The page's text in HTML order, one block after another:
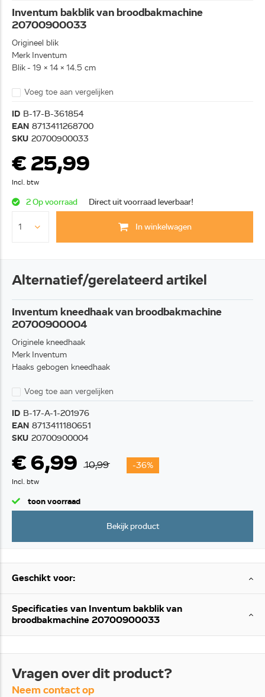
Inventum bakblik van broodbakmachine
20700900033
Origineel blik
Merk Inventum
Blik - 19 x 14 x 14.5 cm
Voeg toe aan vergelijken
ID B-17-B-361854
EAN 8713411268700
SKU 20700900033
€ 25,99
Incl. btw
2 Op voorraad Direct uit voorraad leverbaar!
In winkelwagen
Alternatief/gerelateerd artikel
Inventum kneedhaak van broodbakmachine
20700900004
Originele kneedhaak
Merk Inventum
Haaks gebogen kneedhaak
Voeg toe aan vergelijken
ID B-17-A-1-201976
EAN 8713411180651
SKU 20700900004
€ 6,99 10,99 -36%
Incl. btw
toon voorraad
Bekijk product
Geschikt voor:
Specificaties van Inventum bakblik van
broodbakmachine 20700900033
Vragen over dit product?
Neem contact op